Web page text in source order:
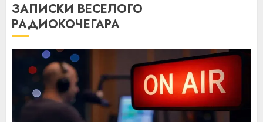
ЗАПИСКИ ВЕСЕЛОГО
РАДИОКОЧЕГАРА